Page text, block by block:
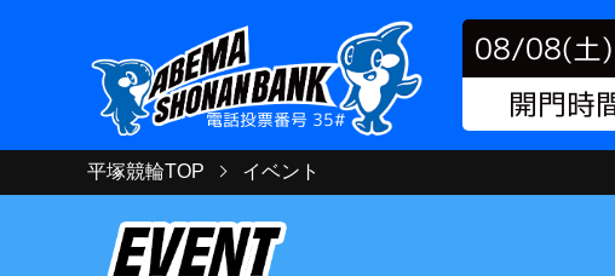
電話投票番号 35#
08/08(土)
開門時
平塚競輪TOP イベント